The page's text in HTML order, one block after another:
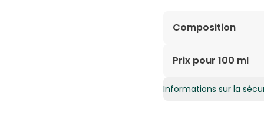
Composition
INGREDIENTS : AQUA/
(JOJOBA) SEED OIL,
ETHER, DECYL
Prix pour 100 ml
14,19€ / 100 ml
Informations sur la